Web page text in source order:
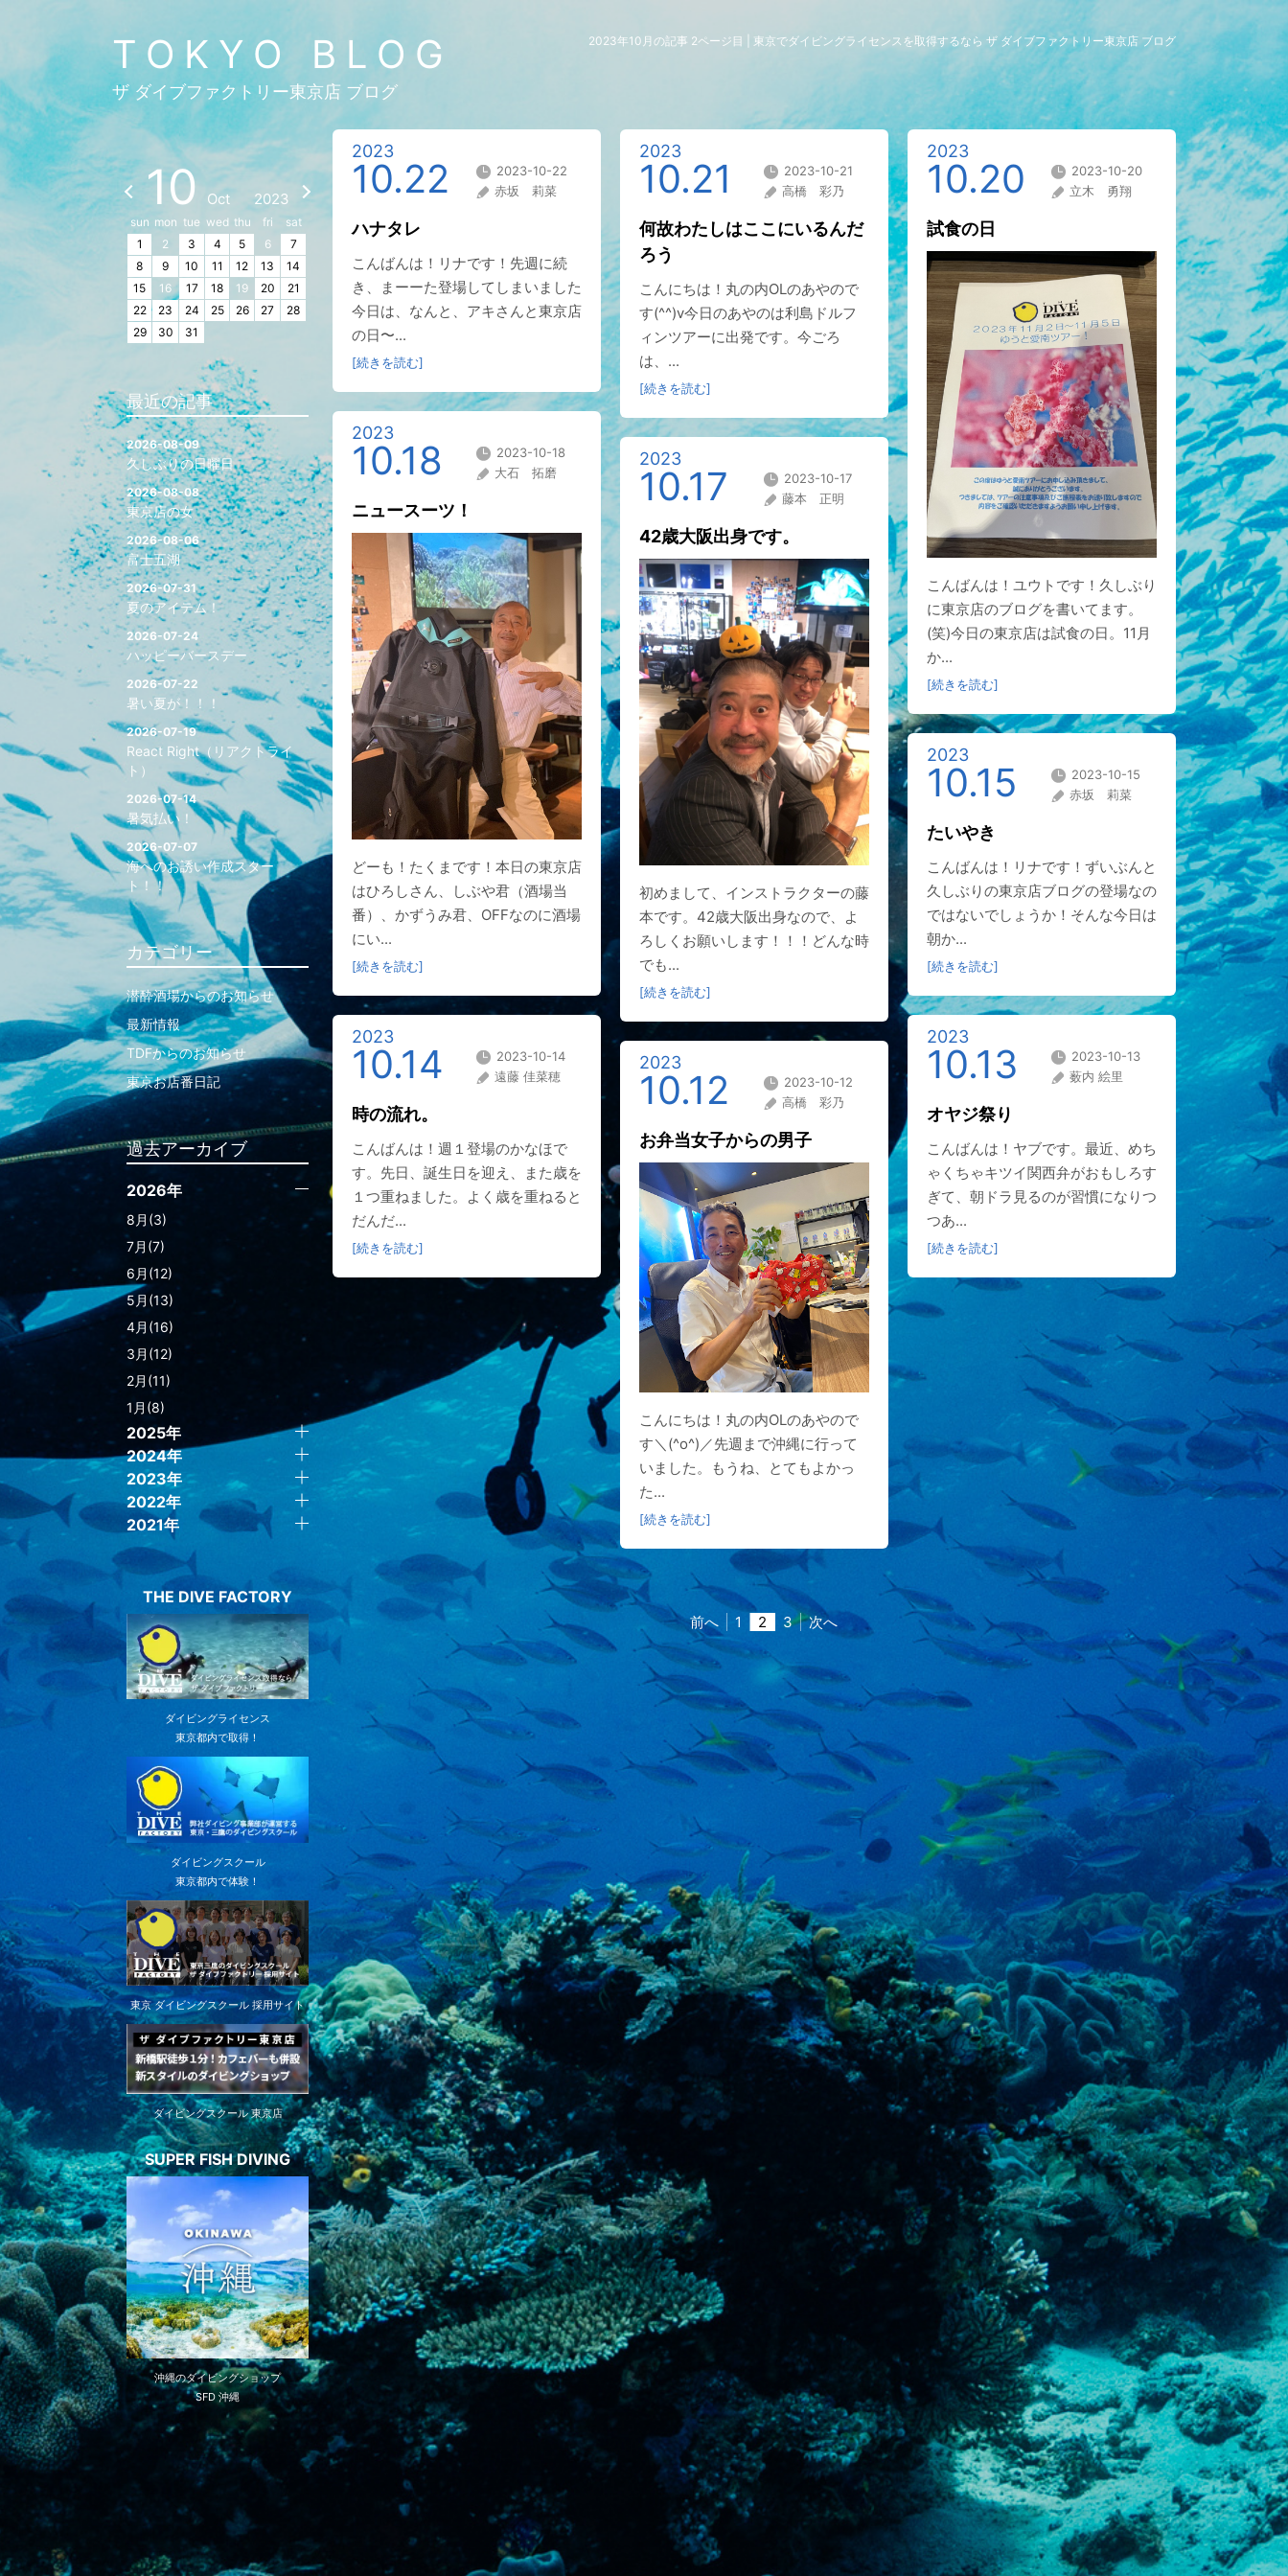
TOKYO BLOG
ザ ダイブファクトリー東京店 ブログ
2023年10月の記事 2ページ目 | 東京でダイビングライセンスを取得するなら ザ ダイブファクトリー東京店 ブログ
2023
10.22
2023-10-22
赤坂 莉菜
ハナタレ
こんばんは！リナです！先週に続
き、まーーた登場してしまいました
今日は、なんと、アキさんと東京店
の日〜...
[続きを読む]
2023
10.21
2023-10-21
高橋 彩乃
何故わたしはここにいるんだ
ろう
こんにちは！丸の内OLのあやので
す(^^)v今日のあやのは利島ドルフ
ィンツアーに出発です。今ごろ
は、...
[続きを読む]
2023
10.20
2023-10-20
立木 勇翔
試食の日
こんばんは！ユウトです！久しぶり
に東京店のブログを書いてます。
(笑)今日の東京店は試食の日。11月
か...
[続きを読む]
2023
10.18
2023-10-18
大石 拓磨
ニュースーツ！
どーも！たくまです！本日の東京店
はひろしさん、しぶや君（酒場当
番）、かずうみ君、OFFなのに酒場
にい...
[続きを読む]
2023
10.17
2023-10-17
藤本 正明
42歳大阪出身です。
初めまして、インストラクターの藤
本です。42歳大阪出身なので、よ
ろしくお願いします！！！どんな時
でも...
[続きを読む]
2023
10.15
2023-10-15
赤坂 莉菜
たいやき
こんばんは！リナです！ずいぶんと
久しぶりの東京店ブログの登場なの
ではないでしょうか！そんな今日は
朝か...
[続きを読む]
2023
10.14
2023-10-14
遠藤 佳菜穂
時の流れ。
こんばんは！週１登場のかなほで
す。先日、誕生日を迎え、また歳を
１つ重ねました。よく歳を重ねると
だんだ...
[続きを読む]
2023
10.13
2023-10-13
薮内 絵里
オヤジ祭り
こんばんは！ヤブです。最近、めち
ゃくちゃキツイ関西弁がおもしろす
ぎて、朝ドラ見るのが習慣になりつ
つあ...
[続きを読む]
2023
10.12
2023-10-12
高橋 彩乃
お弁当女子からの男子
こんにちは！丸の内OLのあやので
す＼(^o^)／先週まで沖縄に行って
いました。もうね、とてもよかっ
た...
[続きを読む]
前へ 1 2 3 次へ
10 Oct 2023
sun mon tue wed thu fri
sat
1
2 3 4 5 6
7
8
9 10 11 12 13
14
15
16 17 18 19 20
21
22
23 24 25 26 27
28
29
30 31
最近の記事
2026-08-09
久しぶりの日曜日
2026-08-08
東京店の女
2026-08-06
富士五湖
2026-07-31
夏のアイテム！
2026-07-24
ハッピーバースデー
2026-07-22
暑い夏が！！！
2026-07-19
React Right（リアクトライ
ト）
2026-07-14
暑気払い！
2026-07-07
海へのお誘い作成スター
ト！！
カテゴリー
潜酔酒場からのお知らせ
最新情報
TDFからのお知らせ
東京お店番日記
過去アーカイブ
2026年
8月(3)
7月(7)
6月(12)
5月(13)
4月(16)
3月(12)
2月(11)
1月(8)
2025年
2024年
2023年
2022年
2021年
THE DIVE FACTORY
ダイビングライセンス
東京都内で取得！
ダイビングスクール
東京都内で体験！
東京 ダイビングスクール 採用サイト
ダイビングスクール 東京店
SUPER FISH DIVING
沖縄のダイビングショップ
SFD 沖縄